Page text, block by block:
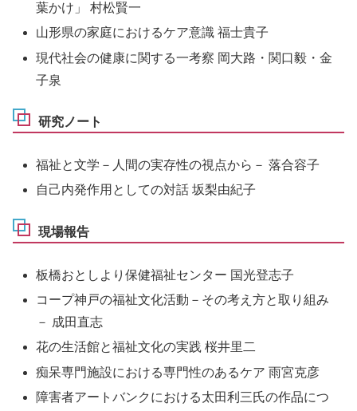
葉かけ」 村松賢一
山形県の家庭におけるケア意識 福士貴子
現代社会の健康に関する一考察 岡大路・関口毅・金
子泉
研究ノート
福祉と文学－人間の実存性の視点から－ 落合容子
自己内発作用としての対話 坂梨由紀子
現場報告
板橋おとしより保健福祉センター 国光登志子
コープ神戸の福祉文化活動－その考え方と取り組み
－ 成田直志
花の生活館と福祉文化の実践 桜井里二
痴呆専門施設における専門性のあるケア 雨宮克彦
障害者アートバンクにおける太田利三氏の作品につ